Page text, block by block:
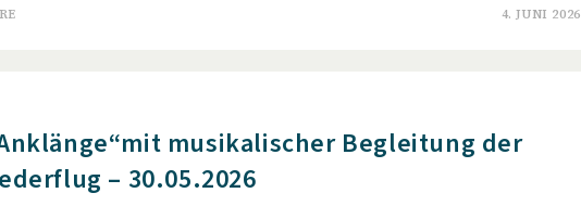
4. JUNI 2026
musikalischer Begleitung der
– 30.05.2026